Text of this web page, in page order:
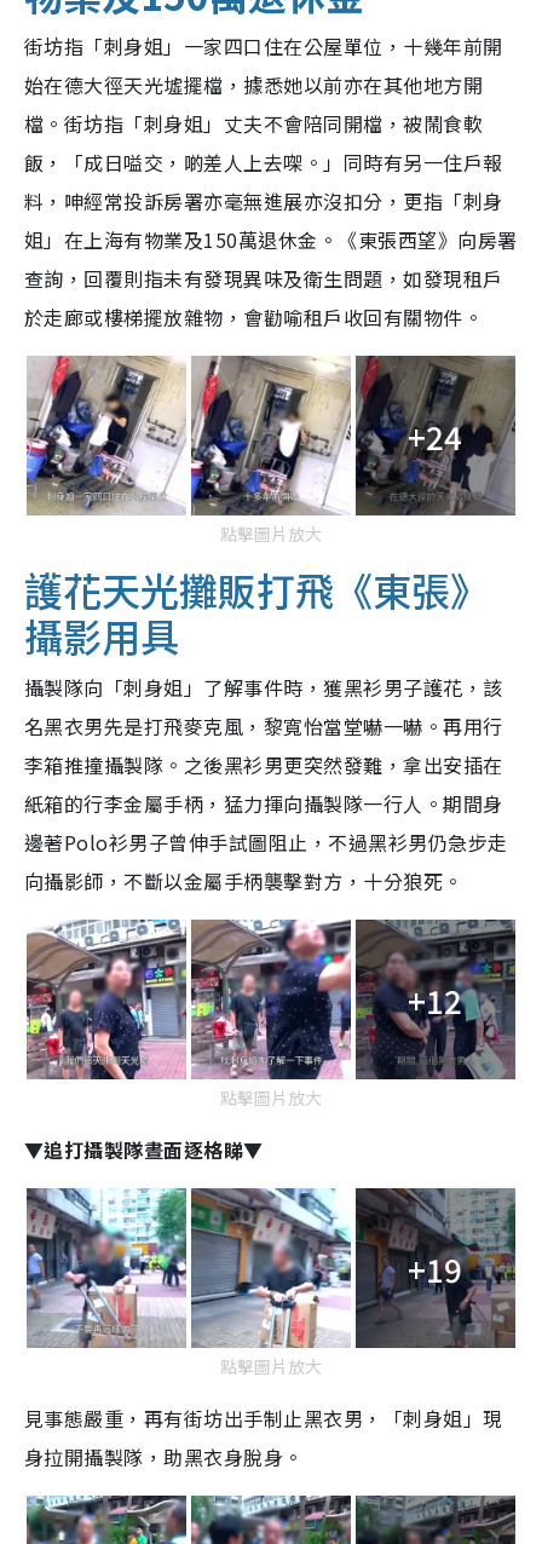
街坊指「刺身姐」一家四口住在公屋單位，十幾年前開
始在德大徑天光墟擺檔，據悉她以前亦在其他地方開
檔。街坊指「刺身姐」丈夫不會陪同開檔，被鬧食軟
飯，「成日嗌交，啲差人上去㗎。」同時有另一住戶報
料，呻經常投訴房署亦毫無進展亦沒扣分，更指「刺身
姐」在上海有物業及150萬退休金。《東張西望》向房署
查詢，回覆則指未有發現異味及衛生問題，如發現租戶
於走廊或樓梯擺放雜物，會勸喻租戶收回有關物件。
+24
點擊圖片放大
護花天光攤販打飛《東張》
攝影用具
攝製隊向「刺身姐」了解事件時，獲黑衫男子護花，該
名黑衣男先是打飛麥克風，黎寬怡當堂嚇一嚇。再用行
李箱推撞攝製隊。之後黑衫男更突然發難，拿出安插在
紙箱的行李金屬手柄，猛力揮向攝製隊一行人。期間身
邊著Polo衫男子曾伸手試圖阻止，不過黑衫男仍急步走
向攝影師，不斷以金屬手柄襲擊對方，十分狼死。
+12
點擊圖片放大
▼追打攝製隊晝面逐格睇▼
+19
點擊圖片放大
見事態嚴重，再有街坊出手制止黑衣男，「刺身姐」現
身拉開攝製隊，助黑衣身脫身。